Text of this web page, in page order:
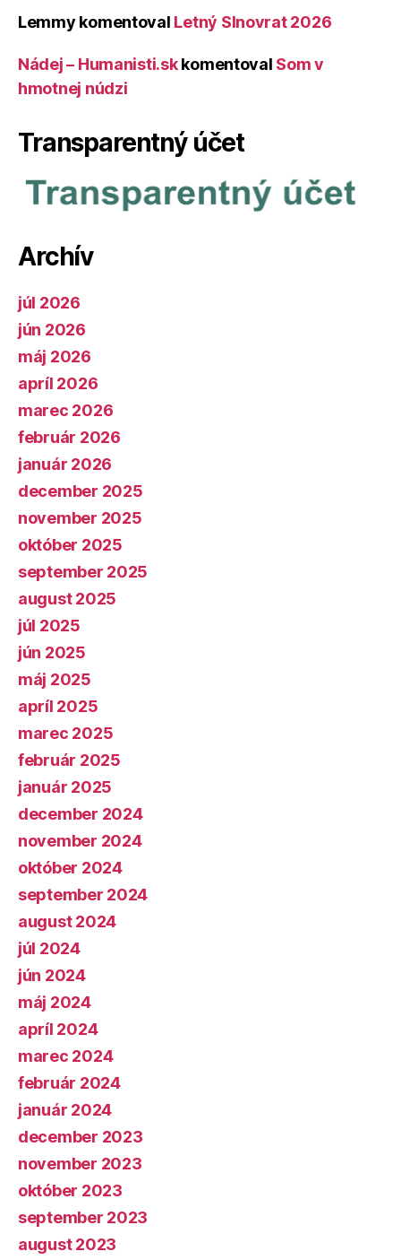
Lemmy komentoval Letný Slnovrat 2026
Nádej – Humanisti.skkomentoval Som v
hmotnej núdzi
Transparentný účet
Archív
júl 2026
jún 2026
máj 2026
apríl 2026
marec 2026
február 2026
január 2026
december 2025
november 2025
október 2025
september 2025
august 2025
júl 2025
jún 2025
máj 2025
apríl 2025
marec 2025
február 2025
január 2025
december 2024
november 2024
október 2024
september 2024
august 2024
júl 2024
jún 2024
máj 2024
apríl 2024
marec 2024
február 2024
január 2024
december 2023
november 2023
október 2023
september 2023
august 2023